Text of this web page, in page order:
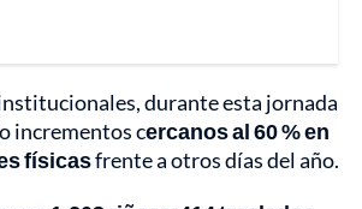
durante esta jornada
incrementos cercanos al 60 % en
físicasfrente a otros días del año.